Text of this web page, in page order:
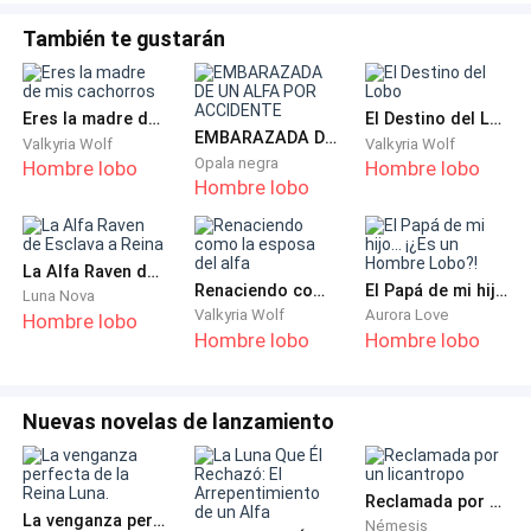
combinado con unos tenis blancos, y, aun así, su
anatomía resalta a gritos debajo de esa ropa mojada.
Siento mis mejillas arder de la vergüenza y la emoción
que me causa. Nunca había visto a alguien como él.
Sin embargo, algo en su mirada, en esos ojos negros
—¿Siempre eres así de modesta, cachorrita?
Abro los ojos hasta el límite al escucharlo decirme
—¿Cómo?
—Es que pareces un pequeño cachorro mojado,
También te gustarán
Eres la madre de mis cachorros
Valkyria Wolf
Hombre lobo
EMBARAZADA DE UN ALFA POR ACCIDENTE
Opala negra
Hombre lobo
El Destino del Lobo
Valkyria Wolf
Hombre lobo
La Alfa Raven de Esclava a Reina
Luna Nova
Hombre lobo
Renaciendo como la esposa del alfa
Valkyria Wolf
Hombre lobo
El Papá de mi hijo... ¡¿Es un Hombre Lobo?!
Aurora Love
Hombre lobo
Nuevas novelas de lanzamiento
La venganza perfecta de la Reina Luna.
Reclamada por un licantropo
Némesis